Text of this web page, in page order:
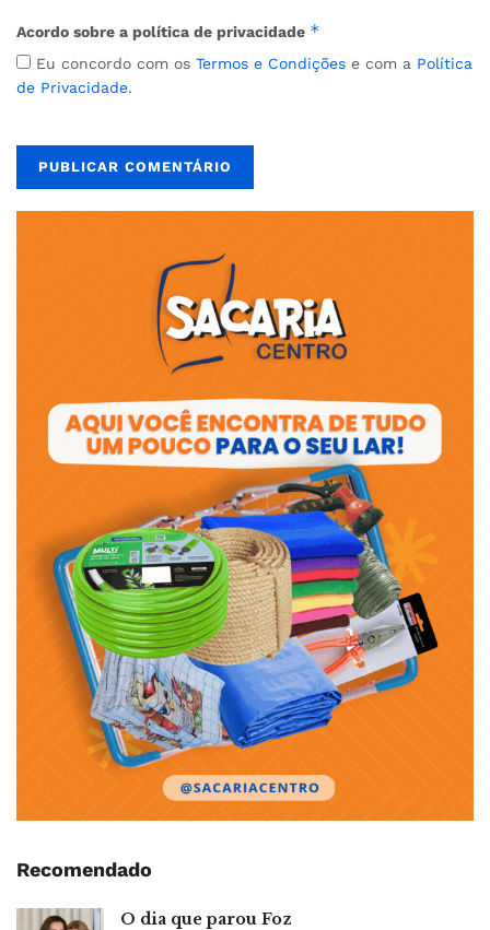
Acordo sobre a política de privacidade *
Eu concordo com os Termos e Condições e com a Política
de Privacidade.
Recomendado
O dia que parou Foz